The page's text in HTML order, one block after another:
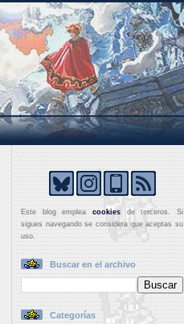
Este blog empleacookies de terceros. Si
sigues navegando se considera que aceptas su
uso.
Buscar en el archivo
Categorías